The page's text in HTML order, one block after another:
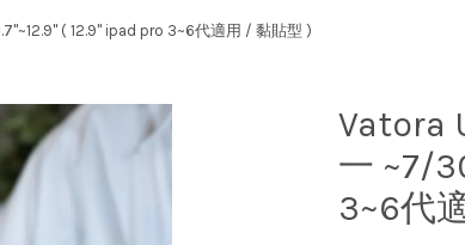
( 12.9" ipad pro 3~6代適用 / 黏貼型 )
Vatora
一 ~7/
3~6代